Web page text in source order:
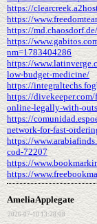
https://
https://
https://
https://
nm=1783404286
https://
low-budget-medicine/
https://
https://
online-legally-with-
https://
network-for-fast-
https://
cod-72207
https://
https://
AmeliaApplegate
2026-07-10 13:28:08